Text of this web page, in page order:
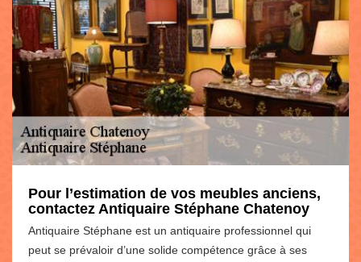
Pour l’estimation de vos meubles anciens,
contactez Antiquaire Stéphane Chatenoy
Antiquaire Stéphane est un antiquaire professionnel qui
peut se prévaloir d’une solide compétence grâce à ses